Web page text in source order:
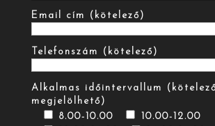
Email cím (kötelező)
Telefonszám (kötelező)
Alkalmas időintervallum
megjelölhető)
8.00-10.00
10.00-12.00